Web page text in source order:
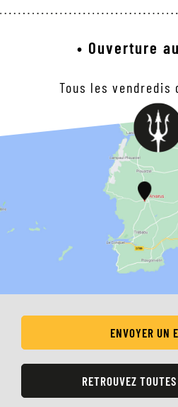
• Ouverture
Tous les vendredis
ENVOYER UN
RETROUVEZ